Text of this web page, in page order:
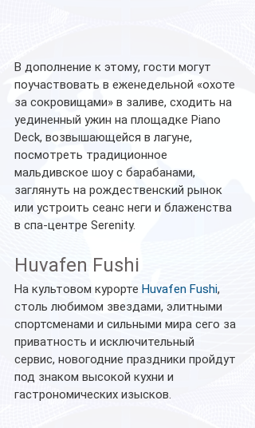
В дополнение к этому, гости могут
поучаствовать в еженедельной «охоте
за сокровищами» в заливе, сходить на
уединенный ужин на площадке Piano
Deck, возвышающейся в лагуне,
посмотреть традиционное
мальдивское шоу с барабанами,
заглянуть на рождественский рынок
или устроить сеанс неги и блаженства
в спа-центре Serenity.
Huvafen Fushi
На культовом курорте Huvafen Fushi,
столь любимом звездами, элитными
спортсменами и сильными мира сего за
приватность и исключительный
сервис, новогодние праздники пройдут
под знаком высокой кухни и
гастрономических изысков.